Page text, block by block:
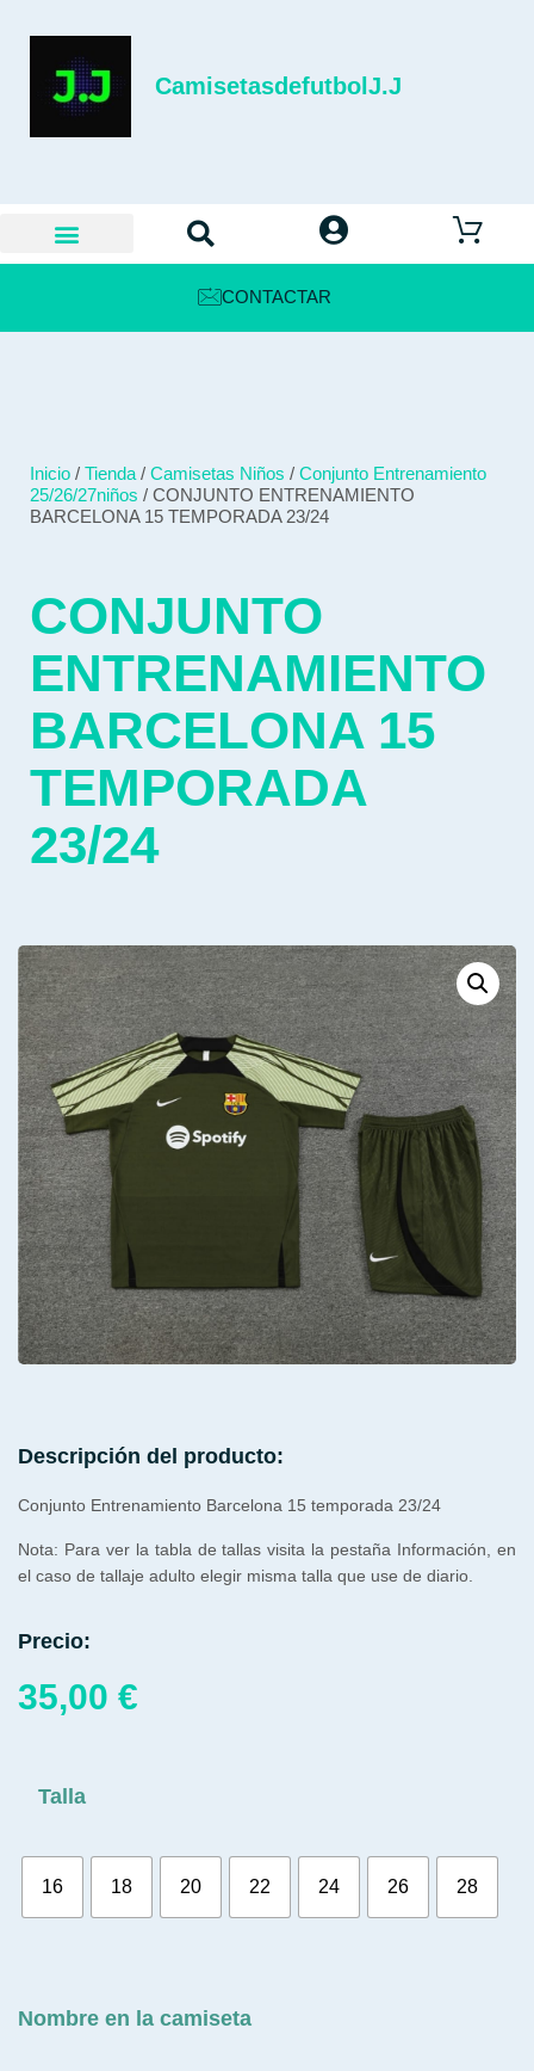
CamisetasdefutbolJ.J
CONTACTAR
Inicio / Tienda / Camisetas Niños / Conjunto Entrenamiento
25/26/27niños / CONJUNTO ENTRENAMIENTO
BARCELONA 15 TEMPORADA 23/24
CONJUNTO
ENTRENAMIENTO
BARCELONA 15
TEMPORADA
23/24
Descripción del producto:
Conjunto Entrenamiento Barcelona 15 temporada 23/24
Nota: Para ver la tabla de tallas visita la pestaña Información, en
el caso de tallaje adulto elegir misma talla que use de diario.
Precio:
35,00 €
Talla
16 18 20 22 24 26 28
Nombre en la camiseta